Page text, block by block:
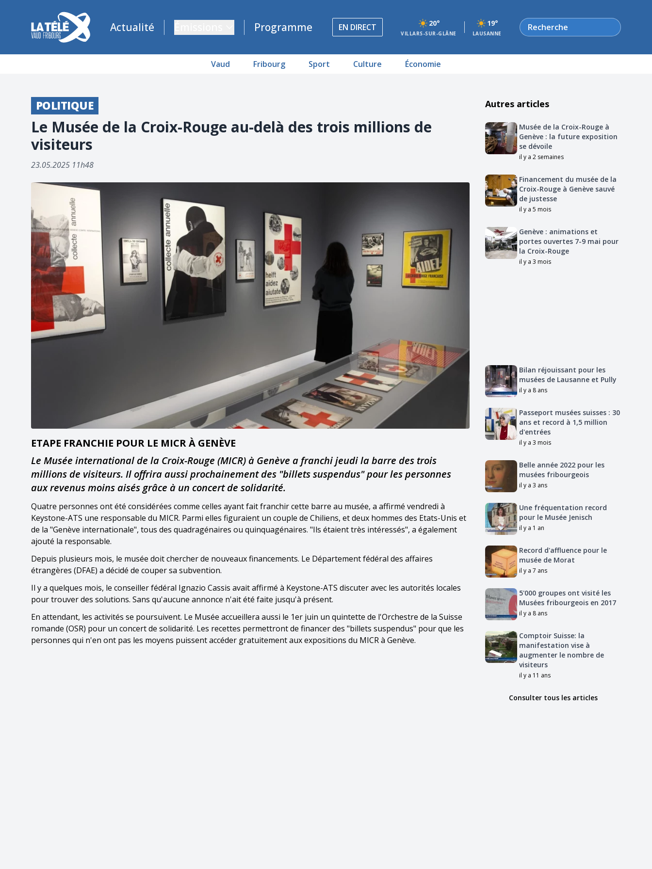
La Télé - Télévision régionale Vaud et Fribourg
Actualité Programme EN DIRECT 20°
VILLARS-SUR-GLÂNE
19°
LAUSANNE
Rechercher
Vaud Fribourg Sport Culture Économie
POLITIQUE
Le Musée de la Croix-Rouge au-delà des trois millions de
visiteurs
23.05.2025 11h48
ETAPE FRANCHIE POUR LE MICR À GENÈVE
Le Musée international de la Croix-Rouge (MICR) à Genève a franchi jeudi la barre des trois
millions de visiteurs. Il offrira aussi prochainement des "billets suspendus" pour les personnes
aux revenus moins aisés grâce à un concert de solidarité.
Quatre personnes ont été considérées comme celles ayant fait franchir cette barre au musée, a affirmé vendredi à
Keystone-ATS une responsable du MICR. Parmi elles figuraient un couple de Chiliens, et deux hommes des Etats-Unis et
de la "Genève internationale", tous des quadragénaires ou quinquagénaires. "Ils étaient très intéressés", a également
ajouté la responsable.
Depuis plusieurs mois, le musée doit chercher de nouveaux financements. Le Département fédéral des affaires
étrangères (DFAE) a décidé de couper sa subvention.
Il y a quelques mois, le conseiller fédéral Ignazio Cassis avait affirmé à Keystone-ATS discuter avec les autorités locales
pour trouver des solutions. Sans qu'aucune annonce n'ait été faite jusqu'à présent.
En attendant, les activités se poursuivent. Le Musée accueillera aussi le 1er juin un quintette de l'Orchestre de la Suisse
romande (OSR) pour un concert de solidarité. Les recettes permettront de financer des "billets suspendus" pour que les
personnes qui n'en ont pas les moyens puissent accéder gratuitement aux expositions du MICR à Genève.
Autres articles
Musée de la Croix-Rouge à
Genève : la future exposition
se dévoile
il y a 2 semaines
Financement du musée de la
Croix-Rouge à Genève sauvé
de justesse
il y a 5 mois
Genève : animations et
portes ouvertes 7-9 mai pour
la Croix-Rouge
il y a 3 mois
Bilan réjouissant pour les
musées de Lausanne et Pully
il y a 8 ans
Passeport musées suisses : 30
ans et record à 1,5 million
d'entrées
il y a 3 mois
Belle année 2022 pour les
musées fribourgeois
il y a 3 ans
Une fréquentation record
pour le Musée Jenisch
il y a 1 an
Record d'affluence pour le
musée de Morat
il y a 7 ans
5'000 groupes ont visité les
Musées fribourgeois en 2017
il y a 8 ans
Comptoir Suisse: la
manifestation vise à
augmenter le nombre de
visiteurs
il y a 11 ans
Consulter tous les articles